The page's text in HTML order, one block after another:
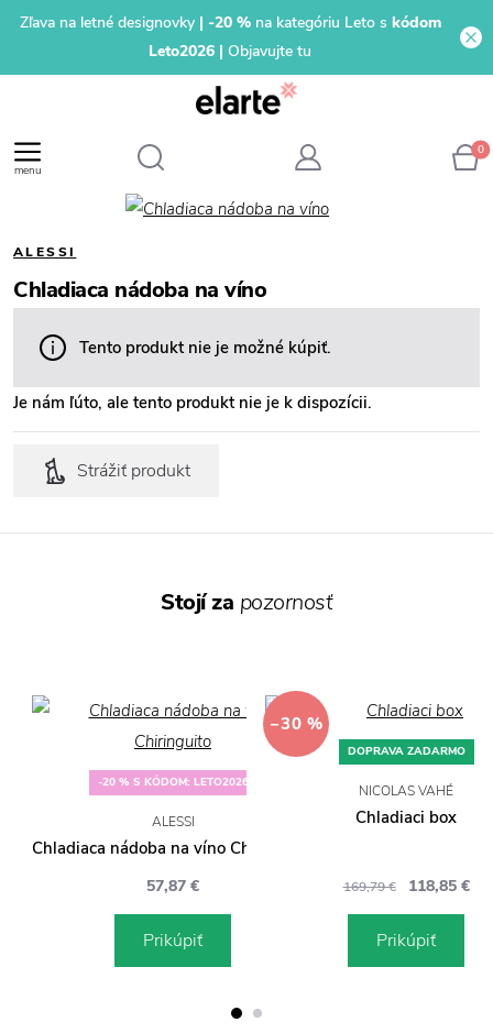
Zľava na letné designovky| -20 % na kategóriu Leto s kódom
Leto2026 | Objavujte tu
menu
0
ALESSI
Chladiaca nádoba na víno
Tento produkt nie je možné kúpiť.
Je nám ľúto, ale tento produkt nie je k dispozícii.
Strážiť produkt
Stojí za pozornosť
-20 % S KÓDOM: LETO2026
ALESSI
Chladiaca nádoba na víno Chiringuito
57,87 €
Prikúpiť
−30 %
DOPRAVA ZADARMO
NICOLAS VAHÉ
Chladiaci box
169,79 € 118,85 €
Prikúpiť